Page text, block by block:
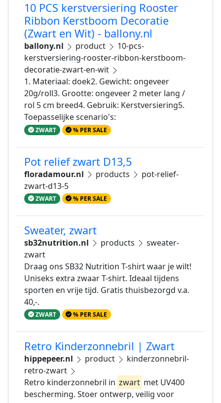
10 PCS kerstversiering Rooster
Ribbon Kerstboom Decoratie
(Zwart en Wit) - ballony.nl
ballony.nl product
10-pcs-
kerstversiering-rooster-ribbon-kerstboom-
decoratie-zwart-en-wit
1. Materiaal: doek2. Gewicht: ongeveer
20g/roll3. Grootte: ongeveer 2 meter lang /
rol 5 cm breed4. Gebruik: Kerstversiering5.
Toepasselijke scenario's:
ZWART % PER SALE
Pot relief zwart D13,5
floradamour.nl products
pot-relief-
zwart-d13-5
ZWART % PER SALE
Sweater, zwart
sb32nutrition.nl products
sweater-
zwart
Draag ons SB32 Nutrition T-shirt waar je wilt!
Uniseks extra zwaar T-shirt. Ideaal tijdens
sporten en vrije tijd. Gratis thuisbezorgd v.a.
40,-.
ZWART % PER SALE
Retro Kinderzonnebril | Zwart
hippepeer.nl product
kinderzonnebril-
retro-zwart
Retro kinderzonnebril in zwart met UV400
bescherming. Stoer ontwerp, veilig voor